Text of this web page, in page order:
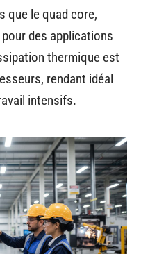
que le quad core,
des applications
thermique est
rendant idéal
intensifs.